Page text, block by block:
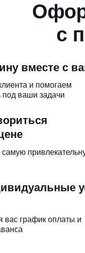
вас график оплаты и
вместе с
и помогаем
под ваши задачи
с